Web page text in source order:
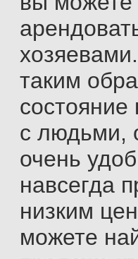
таким
состояние
с людьми,
очень
навсегда
низким
можете